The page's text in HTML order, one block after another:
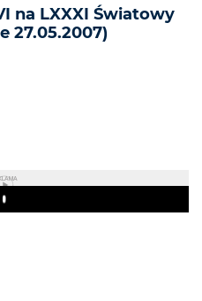
na LXXXI Światowy
27.05.2007)
Play